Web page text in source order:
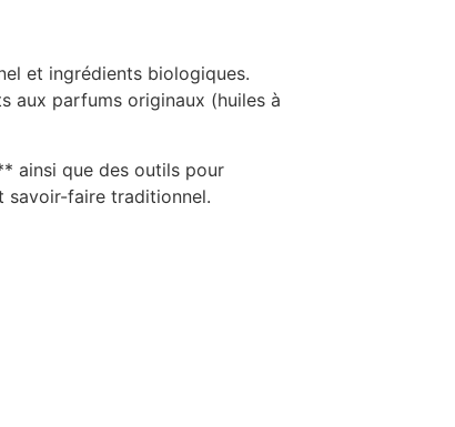
et ingrédients biologiques.
aux parfums originaux (huiles à
ainsi que des outils pour
savoir-faire traditionnel.